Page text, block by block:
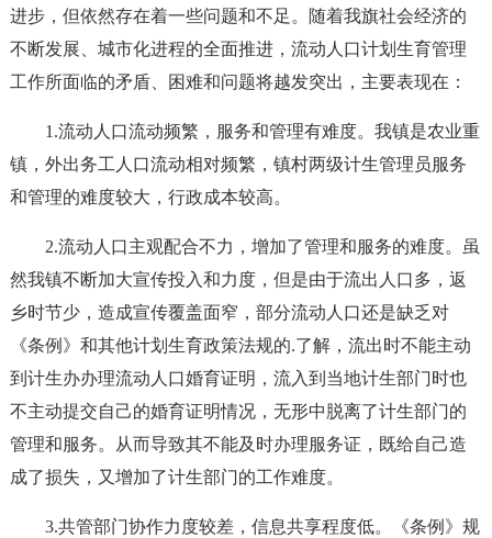
进步，但依然存在着一些问题和不足。随着我旗社会经济的
不断发展、城市化进程的全面推进，流动人口计划生育管理
工作所面临的矛盾、困难和问题将越发突出，主要表现在：
1.流动人口流动频繁，服务和管理有难度。我镇是农业重
镇，外出务工人口流动相对频繁，镇村两级计生管理员服务
和管理的难度较大，行政成本较高。
2.流动人口主观配合不力，增加了管理和服务的难度。虽
然我镇不断加大宣传投入和力度，但是由于流出人口多，返
乡时节少，造成宣传覆盖面窄，部分流动人口还是缺乏对
《条例》和其他计划生育政策法规的.了解，流出时不能主动
到计生办办理流动人口婚育证明，流入到当地计生部门时也
不主动提交自己的婚育证明情况，无形中脱离了计生部门的
管理和服务。从而导致其不能及时办理服务证，既给自己造
成了损失，又增加了计生部门的工作难度。
3.共管部门协作力度较差，信息共享程度低。《条例》规